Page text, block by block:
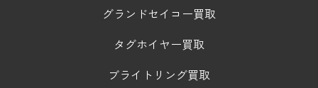
グランドセイコー買取
タグホイヤー買取
ブライトリング買取